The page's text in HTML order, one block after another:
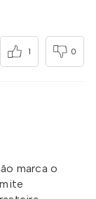
1 0
marca o